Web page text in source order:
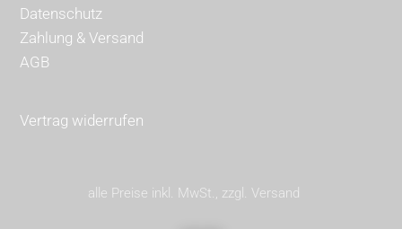
Datenschutz
Zahlung & Versand
AGB
Vertrag widerrufen
alle Preise inkl. MwSt., zzgl. Versand